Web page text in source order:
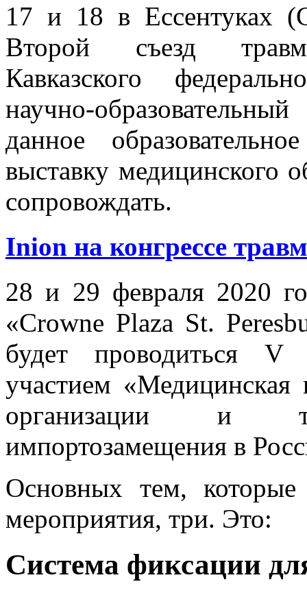
17 и 18 в Ессентуках
Второй съезд
Кавказского
научно-
данное
выставку медицинского
сопровождать.
Inion на конгрессе
28 и 29 февраля 2020
«Crowne Plaza St.
будет проводиться V
участием
организации и
импортозамещения в
Основных тем,
мероприятия, три. Это:
Система фиксации